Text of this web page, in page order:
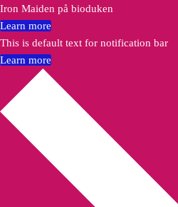
Iron Maiden på bioduken
Learn more
This is default text for notification bar
Learn more